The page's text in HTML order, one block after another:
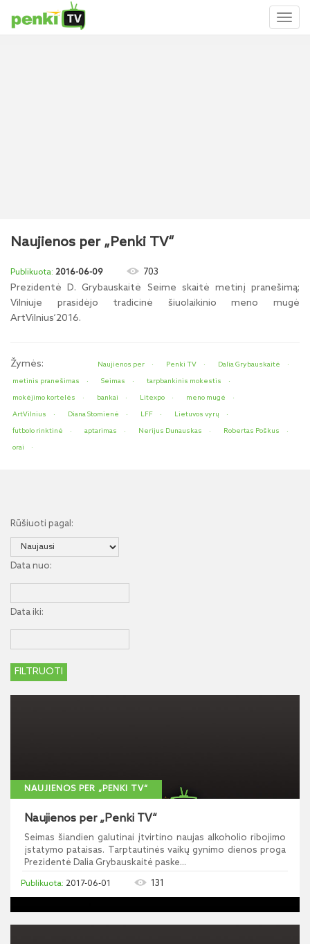
Naujienos per „Penki TV“
2016-06-09 703
Prezidentė D. Grybauskaitė Seime skaitė metinį pranešimą;
Vilniuje prasidėjo tradicinė šiuolaikinio meno mugė
ArtVilnius‘2016.
Žymės: Naujienos per Penki TV
Dalia Grybauskaitė
metinis pranešimas
Seimas
tarpbankinis mokestis
mokėjimo kortelės
bankai Litexpo
meno mugė
ArtVilnius
Diana Stomienė LFF
Lietuvos vyrų
futbolo rinktinė
aptarimas Nerijus Dunauskas
Robertas Poškus
orai
Rūšiuoti pagal:
Data nuo:
Data iki:
NAUJIENOS PER „PENKI TV“
Naujienos per „Penki TV“
Seimas šiandien galutinai įtvirtino naujas alkoholio ribojimo
įstatymo pataisas. Tarptautinės vaikų gynimo dienos proga
Prezidentė Dalia Grybauskaitė paske...
2017-06-01 131